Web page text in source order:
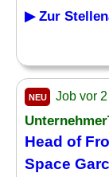
▶ Zur
NEU Job vor
Head of
Space